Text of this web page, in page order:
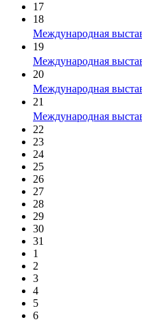
17
18
Международная
19
Международная
20
Международная
21
Международная
22
23
24
25
26
27
28
29
30
31
1
2
3
4
5
6